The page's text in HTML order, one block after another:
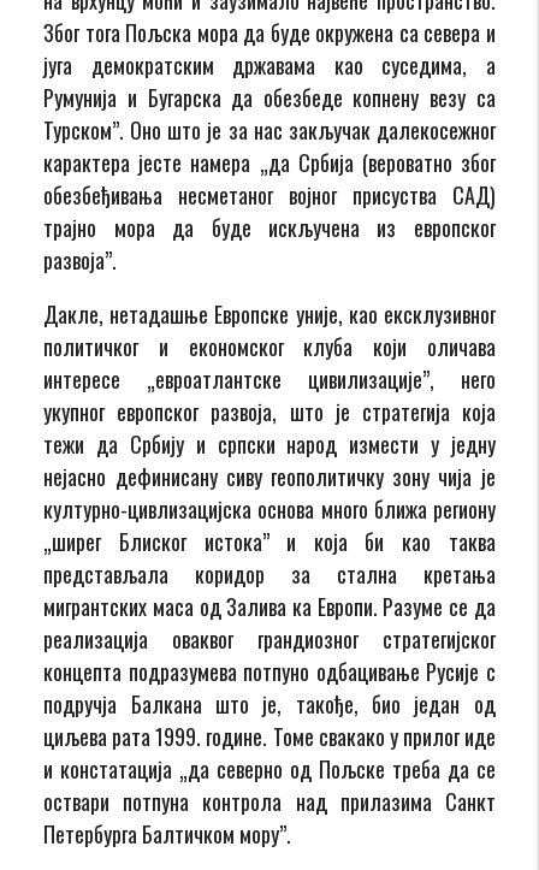
Због тога Пољска мора да буде окружена са севера и
југа демократским државама као суседима, а
Румунија и Бугарска да обезбеде копнену везу са
Турском”. Оно што је за нас закључак далекосежног
карактера јесте намера „да Србија (вероватно због
обезбеђивања несметаног војног присуства САД)
трајно мора да буде искључена из европског
развоја”.
Дакле, нетадашње Европске уније, као ексклузивног
политичког и економског клуба који оличава
интересе „евроатлантске цивилизације”, него
укупног европског развоја, што је стратегија која
тежи да Србију и српски народ измести у једну
нејасно дефинисану сиву геополитичку зону чија је
културно-цивлизацијска основа много ближа региону
„ширег Блиског истока” и која би као таква
представљала коридор за стална кретања
мигрантских маса од Залива ка Европи. Разуме се да
реализација оваквог грандиозног стратегијског
концепта подразумева потпуно одбацивање Русије с
подручја Балкана што је, такође, био један од
циљева рата 1999. године. Томе свакако у прилог иде
и констатација „да северно од Пољске треба да се
оствари потпуна контрола над прилазима Санкт
Петербурга Балтичком мору”.